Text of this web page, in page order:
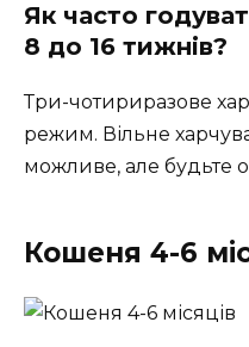
Як часто
8 до 16 тижнів?
Три-чотириразове
режим. Вільне
можливе, але будьте
Кошеня 4-6